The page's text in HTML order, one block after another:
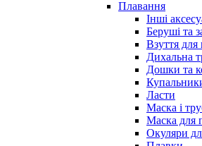
Плавання
Інші
Беруші та
Взуття для
Дихальна
Дошки та
Ласти
Маска і
Маска для
Окуляри